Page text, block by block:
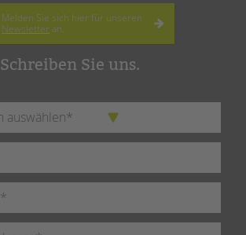
Melden Sie sich hier für unseren
Newsletter an.
Schreiben Sie uns.